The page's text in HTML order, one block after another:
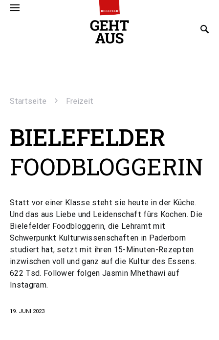
Startseite Freizeit
BIELEFELDER
FOODBLOGGERIN
Statt vor einer Klasse steht sie heute in der Küche.
Und das aus Liebe und Leidenschaft fürs Kochen. Die
Bielefelder Foodbloggerin, die Lehramt mit
Schwerpunkt Kulturwissenschaften in Paderborn
studiert hat, setzt mit ihren 15-Minuten-Rezepten
inzwischen voll und ganz auf die Kultur des Essens.
622 Tsd. Follower folgen Jasmin Mhethawi auf
Instagram.
19. JUNI 2023